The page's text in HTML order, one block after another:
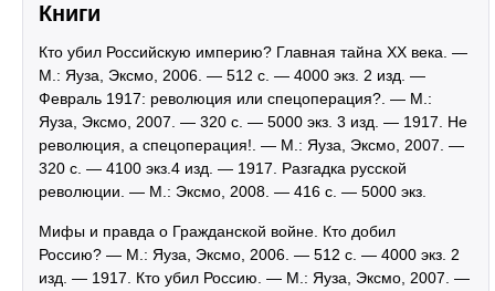
Книги
Кто убил Российскую империю? Главная тайна ХХ века. —
М.: Яуза, Эксмо, 2006. — 512 с. — 4000 экз. 2 изд. —
Февраль 1917: революция или спецоперация?. — М.:
Яуза, Эксмо, 2007. — 320 с. — 5000 экз. 3 изд. — 1917. Не
революция, а спецоперация!. — М.: Яуза, Эксмо, 2007. —
320 с. — 4100 экз.4 изд. — 1917. Разгадка русской
революции. — М.: Эксмо, 2008. — 416 с. — 5000 экз.
Мифы и правда о Гражданской войне. Кто добил
Россию? — М.: Яуза, Эксмо, 2006. — 512 с. — 4000 экз. 2
изд. — 1917. Кто убил Россию. — М.: Яуза, Эксмо, 2007. —